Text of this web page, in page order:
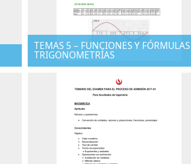
TEMAS 5 – FUNCIONES Y FÓRMULAS
TRIGONOMETRÍAS